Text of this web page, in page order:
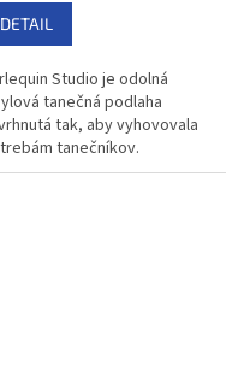
DETAIL
Studio je odolná
tanečná podlaha
tak, aby vyhovovala
tanečníkov.
je protišmyková